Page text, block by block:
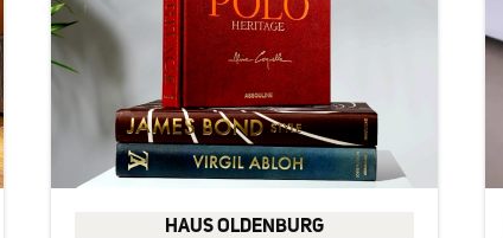
Regular Fit – zeitlose, bequeme
Passform ✔ Klassischer Rundhals –
vielseitig kombinierbar✔ Perfekt
kombinierbar
HAUS OLDENBURG